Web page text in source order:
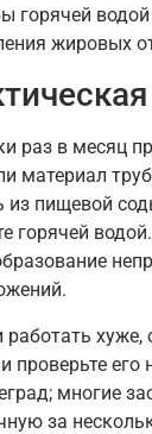
горячей водой
жировых
раз в месяц
материал
из пищевой
горячей
работать хуже,
проверьте его
многие
за